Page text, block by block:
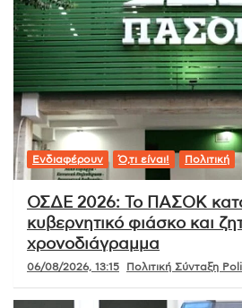
Ενδιαφέρουν Ό,τι είναι! Πολιτική
ΟΣΔΕ 2026: Το ΠΑΣΟΚ
κυβερνητικό φιάσκο και
χρονοδιάγραμμα
06/08/2026, 13:15 Πολιτική Σύνταξη